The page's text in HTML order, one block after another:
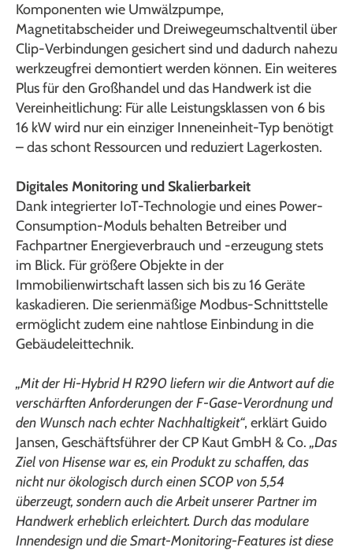
Komponenten wie Umwälzpumpe,
Magnetitabscheider und Dreiwegeumschaltventil über
Clip-Verbindungen gesichert sind und dadurch nahezu
werkzeugfrei demontiert werden können. Ein weiteres
Plus für den Großhandel und das Handwerk ist die
Vereinheitlichung: Für alle Leistungsklassen von 6 bis
16 kW wird nur ein einziger Inneneinheit-Typ benötigt
– das schont Ressourcen und reduziert Lagerkosten.
Digitales Monitoring und Skalierbarkeit
Dank integrierter IoT-Technologie und eines Power-
Consumption-Moduls behalten Betreiber und
Fachpartner Energieverbrauch und -erzeugung stets
im Blick. Für größere Objekte in der
Immobilienwirtschaft lassen sich bis zu 16 Geräte
kaskadieren. Die serienmäßige Modbus-Schnittstelle
ermöglicht zudem eine nahtlose Einbindung in die
Gebäudeleittechnik.
„Mit der Hi-Hybrid H R290 liefern wir die Antwort auf die
verschärften Anforderungen der F-Gase-Verordnung und
den Wunsch nach echter Nachhaltigkeit“, erklärt Guido
Jansen, Geschäftsführer der CP Kaut GmbH & Co. „Das
Ziel von Hisense war es, ein Produkt zu schaffen, das
nicht nur ökologisch durch einen SCOP von 5,54
überzeugt, sondern auch die Arbeit unserer Partner im
Handwerk erheblich erleichtert. Durch das modulare
Innendesign und die Smart-Monitoring-Features ist diese